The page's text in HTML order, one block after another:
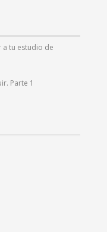
a tu estudio de
Parte 1